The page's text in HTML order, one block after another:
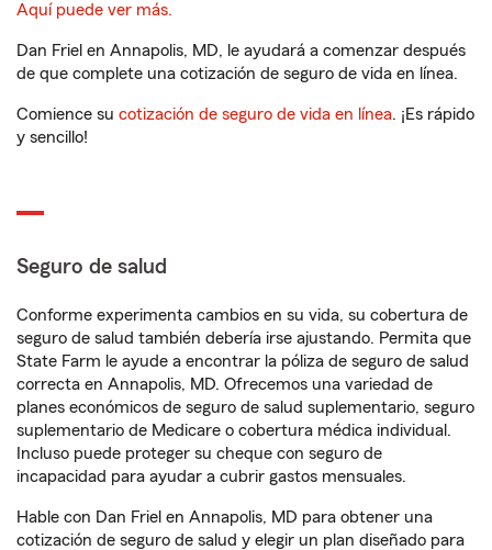
Aquí puede ver más.
Dan Friel en Annapolis, MD, le ayudará a comenzar después
de que complete una cotización de seguro de vida en línea.
Comience su cotización de seguro de vida en línea. ¡Es rápido
y sencillo!
Seguro de salud
Conforme experimenta cambios en su vida, su cobertura de
seguro de salud también debería irse ajustando. Permita que
State Farm le ayude a encontrar la póliza de seguro de salud
correcta en Annapolis, MD. Ofrecemos una variedad de
planes económicos de seguro de salud suplementario, seguro
suplementario de Medicare o cobertura médica individual.
Incluso puede proteger su cheque con seguro de
incapacidad para ayudar a cubrir gastos mensuales.
Hable con Dan Friel en Annapolis, MD para obtener una
cotización de seguro de salud y elegir un plan diseñado para